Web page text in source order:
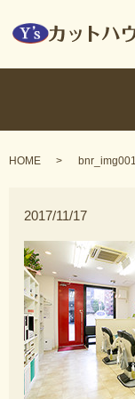
HOME bnr_img001
2017/11/17